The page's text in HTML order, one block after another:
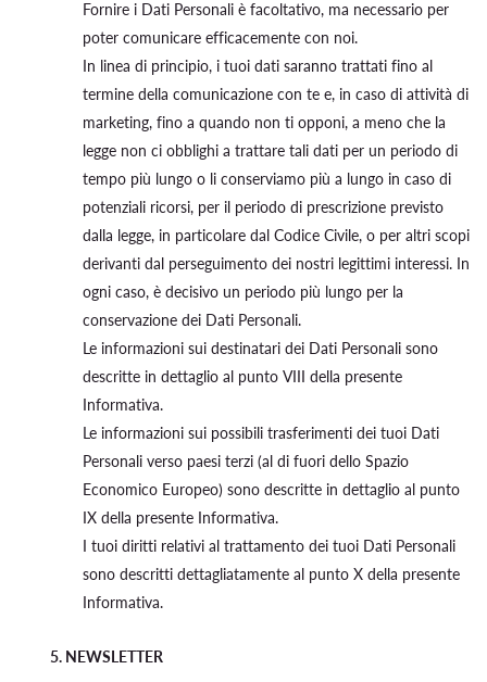
Fornire i Dati Personali è facoltativo, ma necessario per
poter comunicare efficacemente con noi.
In linea di principio, i tuoi dati saranno trattati fino al
termine della comunicazione con te e, in caso di attività di
marketing, fino a quando non ti opponi, a meno che la
legge non ci obblighi a trattare tali dati per un periodo di
tempo più lungo o li conserviamo più a lungo in caso di
potenziali ricorsi, per il periodo di prescrizione previsto
dalla legge, in particolare dal Codice Civile, o per altri scopi
derivanti dal perseguimento dei nostri legittimi interessi. In
ogni caso, è decisivo un periodo più lungo per la
conservazione dei Dati Personali.
Le informazioni sui destinatari dei Dati Personali sono
descritte in dettaglio al punto VIII della presente
Informativa.
Le informazioni sui possibili trasferimenti dei tuoi Dati
Personali verso paesi terzi (al di fuori dello Spazio
Economico Europeo) sono descritte in dettaglio al punto
IX della presente Informativa.
I tuoi diritti relativi al trattamento dei tuoi Dati Personali
sono descritti dettagliatamente al punto X della presente
Informativa.
5. NEWSLETTER